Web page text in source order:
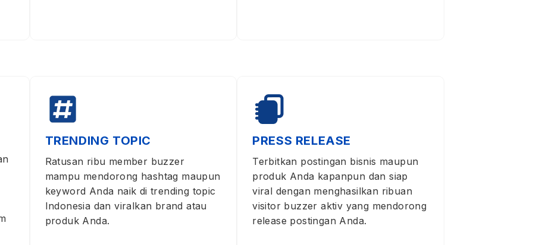
TRENDING TOPIC
Ratusan ribu member buzzer
mampu mendorong hashtag maupun
keyword Anda naik di trending topic
Indonesia dan viralkan brand atau
produk Anda.
PRESS RELEASE
Terbitkan postingan bisnis maupun
produk Anda kapanpun dan siap
viral dengan menghasilkan ribuan
visitor buzzer aktiv yang mendorong
release postingan Anda.